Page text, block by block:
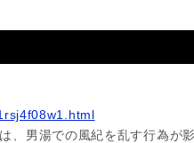
、男湯での風紀を乱す行為が